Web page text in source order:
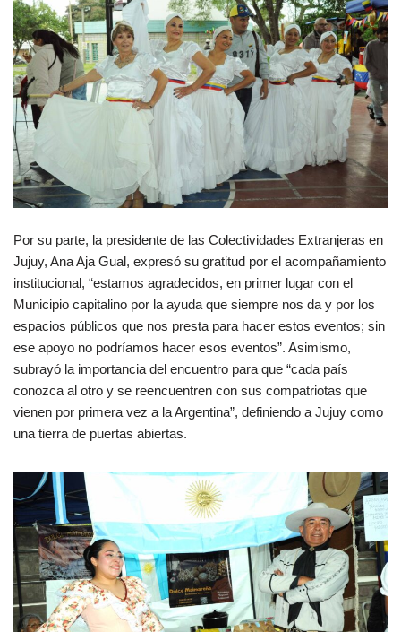
Por su parte, la presidente de las Colectividades Extranjeras en
Jujuy, Ana Aja Gual, expresó su gratitud por el acompañamiento
institucional, “estamos agradecidos, en primer lugar con el
Municipio capitalino por la ayuda que siempre nos da y por los
espacios públicos que nos presta para hacer estos eventos; sin
ese apoyo no podríamos hacer esos eventos”. Asimismo,
subrayó la importancia del encuentro para que “cada país
conozca al otro y se reencuentren con sus compatriotas que
vienen por primera vez a la Argentina”, definiendo a Jujuy como
una tierra de puertas abiertas.